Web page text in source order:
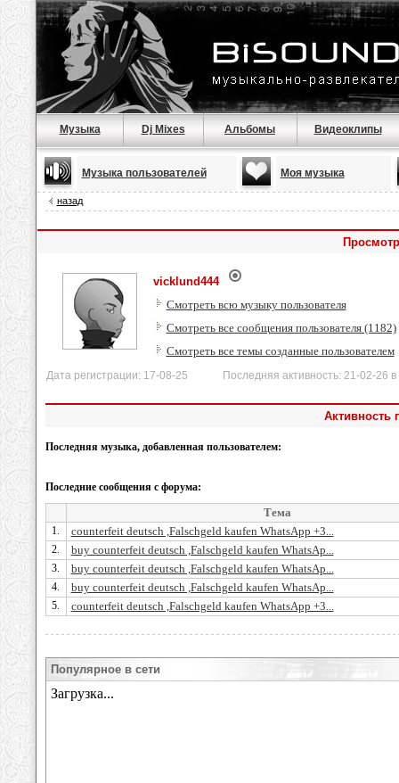
Музыка Dj Mixes Альбомы Видеоклипы
Музыка пользователей Моя музыка
назад
vicklund444
Смотреть всю музыку пользователя
Смотреть все сообщения пользователя (1182)
Смотреть все темы созданные пользователем
Дата регистрации: 17-08-25 Последняя активность: 21-02-26 в
Активность
Последняя музыка, добавленная пользователем:
Последние сообщения с форума:
Тема
1. counterfeit deutsch ,Falschgeld kaufen WhatsApp +3...
2. buy counterfeit deutsch ,Falschgeld kaufen WhatsAp...
3. buy counterfeit deutsch ,Falschgeld kaufen WhatsAp...
4. buy counterfeit deutsch ,Falschgeld kaufen WhatsAp...
5. counterfeit deutsch ,Falschgeld kaufen WhatsApp +3...
Популярное в сети